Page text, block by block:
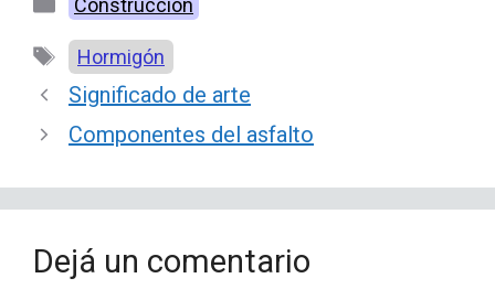
Construcción
Etiquetas
Hormigón
Significado de arte
Componentes del asfalto
Dejá un comentario